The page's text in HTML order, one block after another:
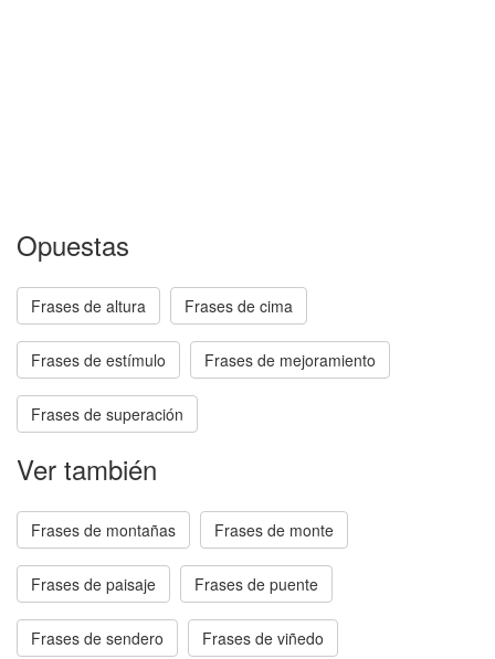
Opuestas
Frases de altura Frases de cima
Frases de estímulo Frases de mejoramiento
Frases de superación
Ver también
Frases de montañas Frases de monte
Frases de paisaje Frases de puente
Frases de sendero Frases de viñedo